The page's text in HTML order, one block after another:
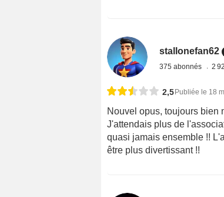
stallonefan62
375 abonnés 2
2,5 Publiée le 18
Nouvel opus, toujours bien
J'attendais plus de
quasi jamais ensemble !!
être plus divertissant !!